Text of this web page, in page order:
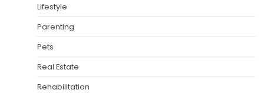
Lifestyle
Parenting
Pets
Real Estate
Rehabilitation